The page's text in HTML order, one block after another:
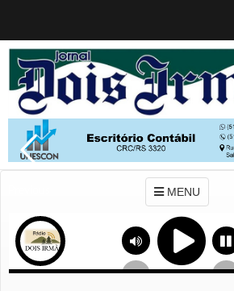
MENU